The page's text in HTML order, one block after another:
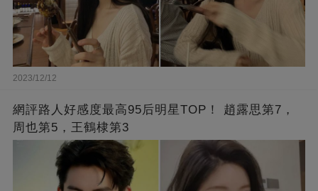
2023/12/12
網評路人好感度最高95后明星TOP！ 趙露思第7，
周也第5，王鶴棣第3